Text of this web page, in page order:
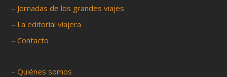
– Jornadas de los grandes viajes
– La editorial viajera
–Contacto
–Quiénes somos